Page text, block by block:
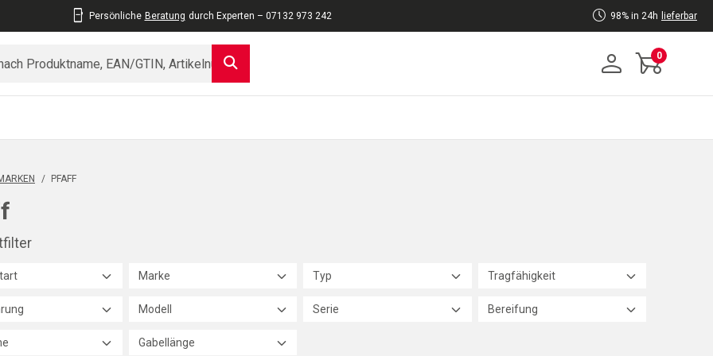
Persönliche Beratung durch Experten – 07132 973 242 98% in 24h lieferbar
0
/ PFAFF
Marke Typ Tragfähigkeit
Modell Serie Bereifung
Gabellänge